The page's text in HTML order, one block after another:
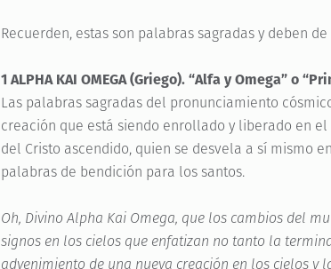
Recuerden, estas son palabras sagradas y deben
1 ALPHA KAI OMEGA (Griego). “Alfa y Omega” o
Las palabras sagradas del pronunciamiento
creación que está siendo enrollado y liberado en
del Cristo ascendido, quien se desvela a sí mismo
palabras de bendición para los santos.
Oh, Divino Alpha Kai Omega, que los cambios del
signos en los cielos que enfatizan no tanto la
advenimiento de una nueva creación en los cielos y